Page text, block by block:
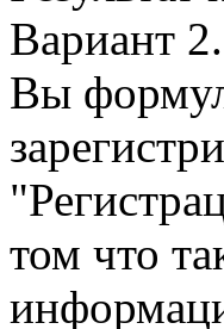
Вариант 2.
Вы
том что